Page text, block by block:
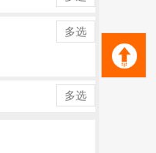
多选
多选